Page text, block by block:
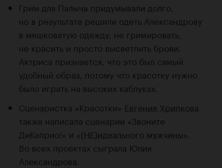
Грим для Палыча придумывали долго,
но в результате решили одеть Александрову
в мешковатую одежду, не гримировать,
не красить и просто высветлить брови.
Актриса признается, что это был самый
удобный образ, потому что красотку нужно
было играть на высоких каблуках.
Сценаристка «Красотки» Евгения Хрипкова
также написала сценарии «Звоните
ДиКаприо!» и «(НЕ)идеального мужчины».
Во всех проектах сыграла Юлия
Александрова.